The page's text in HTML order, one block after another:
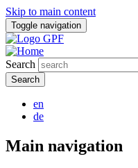
Skip to main content
Toggle navigation
Search
en
de
Main navigation